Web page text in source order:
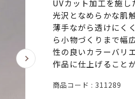
UVカット加工を施
光沢となめらかな肌
薄手ながら透けにく
ら小物づくりまで幅
性の良いカラーバリ
作品に仕上げること
商品コード 311289